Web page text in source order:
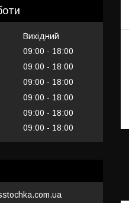
Вихідний
09:00
18:00
09:00
18:00
09:00
18:00
09:00
18:00
09:00
18:00
09:00 18:00